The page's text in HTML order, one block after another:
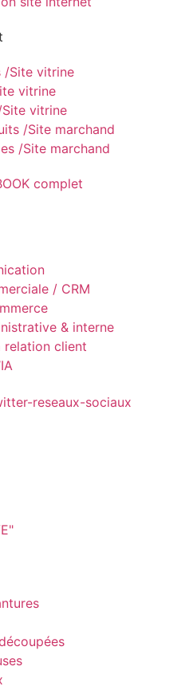
/Site vitrine
vitrine
vitrine
/Site marchand
/Site marchand
complet
/ CRM
& interne
relation client